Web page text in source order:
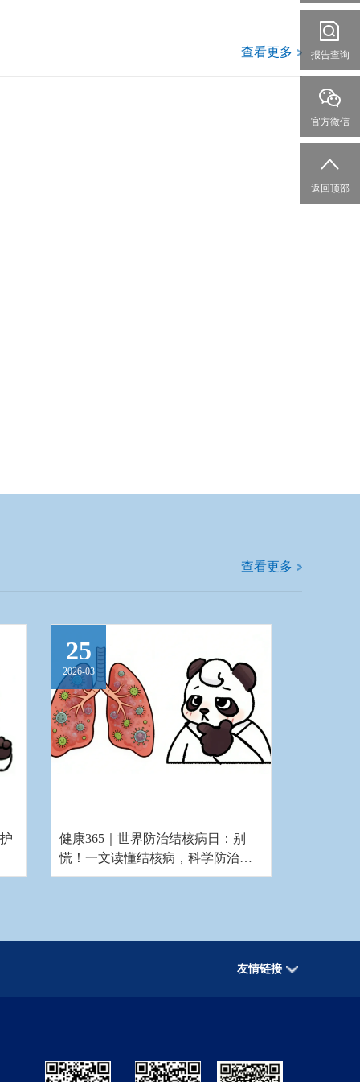
查看更多
查看更多
25
2026-03
健康365｜世界防治结核病日：别
慌！一文读懂结核病，科学防治其
实很简单
友情链接
报告查询
官方微信
返回顶部